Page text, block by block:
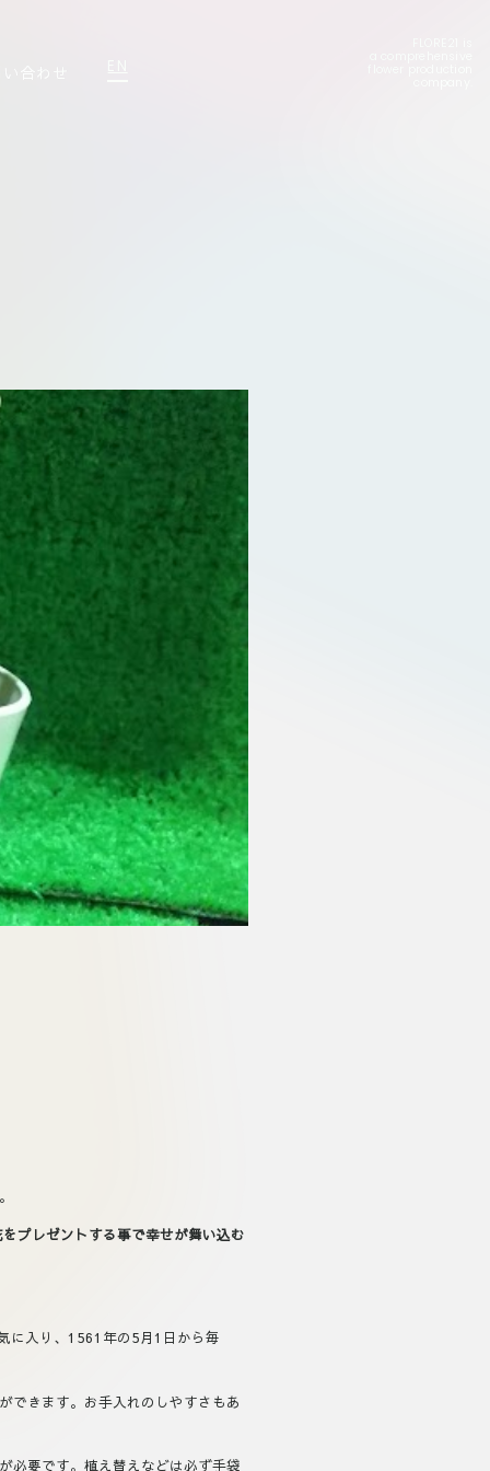
レゼントする事で幸せが舞い込む
に入り、1561年の5月1日から毎
できます。お手入れのしやすさもあ
必要です。植え替えなどは必ず手袋